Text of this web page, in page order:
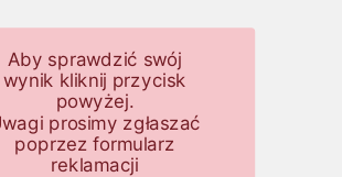
Aby sprawdzić swój
wynik kliknij przycisk
powyżej.
prosimy zgłaszać
poprzez formularz
reklamacji